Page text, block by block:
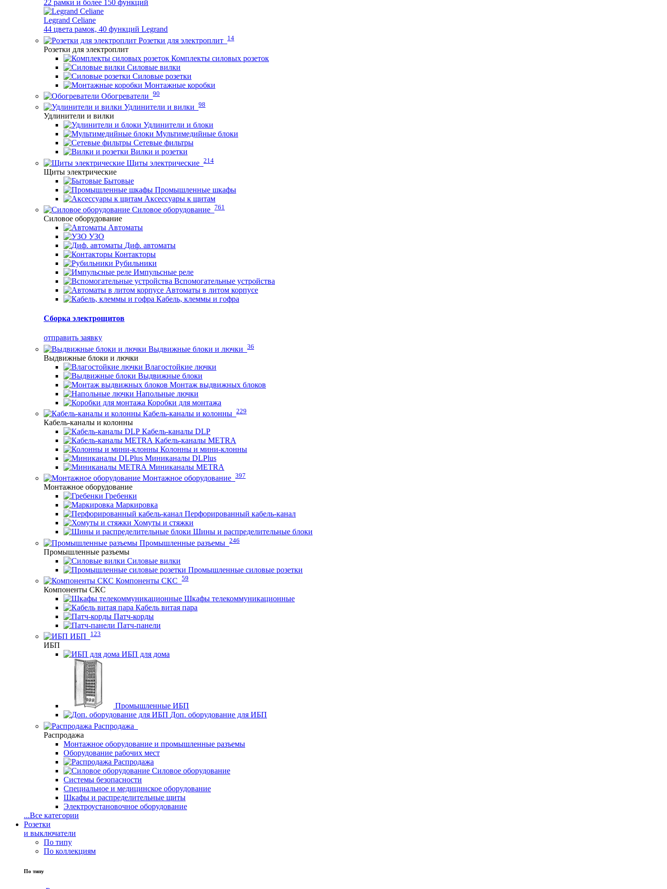
22 рамки и более 150 функций
Legrand Celiane
44 цвета рамок, 40 функций Legrand
Розетки для электроплит 14
Розетки для электроплит
Комплекты силовых розеток
Силовые вилки
Силовые розетки
Монтажные коробки
Обогреватели 90
Удлинители и вилки 98
Удлинители и вилки
Удлинители и блоки
Мультимедийные блоки
Сетевые фильтры
Вилки и розетки
Щиты электрические 214
Щиты электрические
Бытовые
Промышленные шкафы
Аксессуары к щитам
Силовое оборудование 761
Силовое оборудование
Автоматы
УЗО
Диф. автоматы
Контакторы
Рубильники
Импульсные реле
Вспомогательные устройства
Автоматы в литом корпусе
Кабель, клеммы и гофра
Сборка электрощитов
отправить заявку
Выдвижные блоки и лючки 36
Выдвижные блоки и лючки
Влагостойкие лючки
Выдвижные блоки
Монтаж выдвижных блоков
Напольные лючки
Коробки для монтажа
Кабель-каналы и колонны 229
Кабель-каналы и колонны
Кабель-каналы DLP
Кабель-каналы METRA
Колонны и мини-клонны
Миниканалы DLPlus
Миниканалы METRA
Монтажное оборудование 397
Монтажное оборудование
Гребенки
Маркировка
Перфорированный кабель-канал
Хомуты и стяжки
Шины и распределительные блоки
Промышленные разъемы 246
Промышленные разъемы
Силовые вилки
Промышленные силовые розетки
Компоненты СКС 59
Компоненты СКС
Шкафы телекоммуникационные
Кабель витая пара
Патч-корды
Патч-панели
ИБП
123
ИБП
ИБП для дома
Промышленные ИБП
Доп. оборудование для ИБП
Распродажа
Распродажа
Монтажное оборудование и промышленные разъемы
Оборудование рабочих мест
Распродажа
Силовое оборудование
Системы безопасности
Специальное и медицинское оборудование
Шкафы и распределительные щиты
Электроустановочное оборудование
...Все категории
Розетки
и выключатели
По типу
По коллекциям
По типу